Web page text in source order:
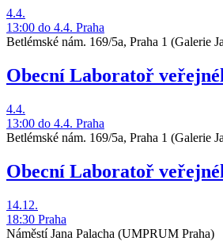
4.4.
13:00 do 4.4. Praha
Betlémské nám. 169/5a, Praha 1 (Galerie
Obecní Laboratoř
4.4.
13:00 do 4.4. Praha
Betlémské nám. 169/5a, Praha 1 (Galerie
Obecní Laboratoř
14.12.
18:30 Praha
Náměstí Jana Palacha (UMPRUM Praha)